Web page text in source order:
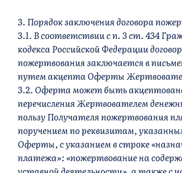
3. Порядок заключения договора
3.1. В соответствии с п. 3 ст. 434
кодекса Российской Федерации договор
пожертвования заключается в
путем акцепта Оферты
3.2. Оферта может быть
перечисления Жертвователем
пользу Получателя пожертвования
поручением по реквизитам,
Оферты, с указанием в строке
платежа»: «пожертвование на